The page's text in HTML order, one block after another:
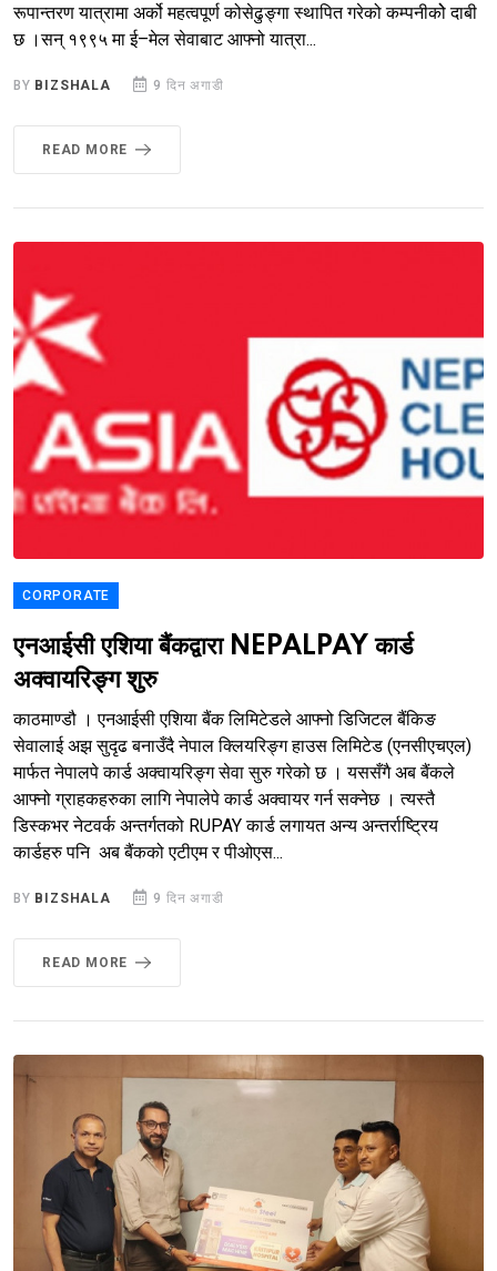
रूपान्तरण यात्रामा अर्को महत्वपूर्ण कोसेढुङ्गा स्थापित गरेको कम्पनीकोे दाबी
छ ।सन् १९९५ मा ई–मेल सेवाबाट आफ्नो यात्रा...
BY BIZSHALA 9 दिन अगाडी
READ MORE
CORPORATE
एनआईसी एशिया बैंकद्वारा NEPALPAY कार्ड
अक्वायरिङ्ग शुरु
काठमाण्डौ । एनआईसी एशिया बैंक लिमिटेडले आफ्नो डिजिटल बैंकिङ
सेवालाई अझ सुदृढ बनाउँदै नेपाल क्लियरिङ्ग हाउस लिमिटेड (एनसीएचएल)
मार्फत नेपालपे कार्ड अक्वायरिङ्ग सेवा सुरु गरेको छ । यससँगै अब बैंकले
आफ्नो ग्राहकहरुका लागि नेपालेपे कार्ड अक्वायर गर्न सक्नेछ । त्यस्तै
डिस्कभर नेटवर्क अन्तर्गतको RUPAY कार्ड लगायत अन्य अन्तर्राष्ट्रिय
कार्डहरु पनि अब बैंकको एटीएम र पीओएस...
BY BIZSHALA 9 दिन अगाडी
READ MORE